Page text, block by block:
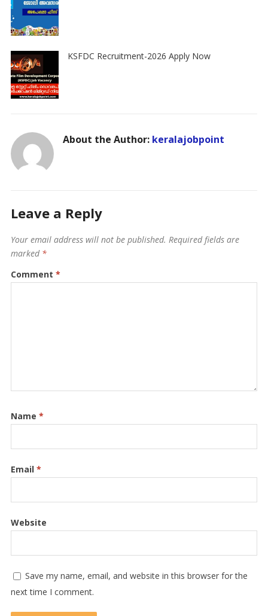
KSFDC Recruitment-2026 Apply Now
About the Author: keralajobpoint
Leave a Reply
Your email address will not be published. Required fields are
marked *
Comment *
Name *
Email *
Website
Save my name, email, and website in this browser for the
next time I comment.